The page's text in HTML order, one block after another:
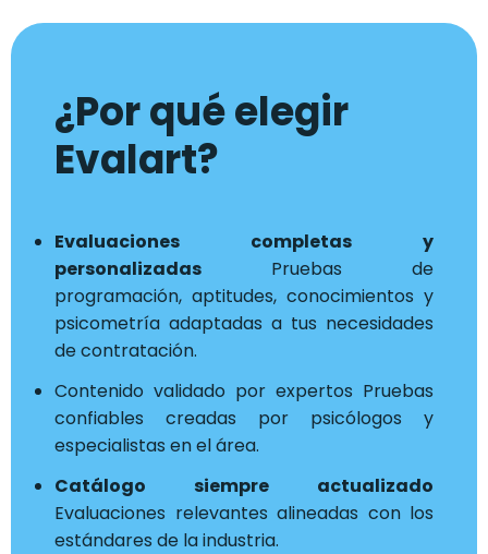
¿Por qué elegir
Evalart?
Evaluaciones completas y
personalizadas Pruebas de
programación, aptitudes, conocimientos y
psicometría adaptadas a tus necesidades
de contratación.
Contenido validado por expertos Pruebas
confiables creadas por psicólogos y
especialistas en el área.
Catálogo siempre actualizado
Evaluaciones relevantes alineadas con los
estándares de la industria.